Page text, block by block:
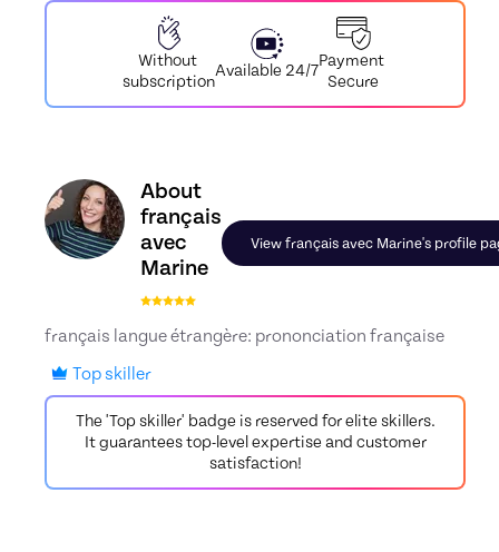
Without
subscription
Available 24/7
Payment
Secure
Discover the profile of français avec Marine,
About
français
avec
Marine
View français avec Marine's profile
français langue étrangère: prononciation française
Top skiller
The 'Top skiller' badge is reserved for elite skillers.
It guarantees top-level expertise and customer
satisfaction!